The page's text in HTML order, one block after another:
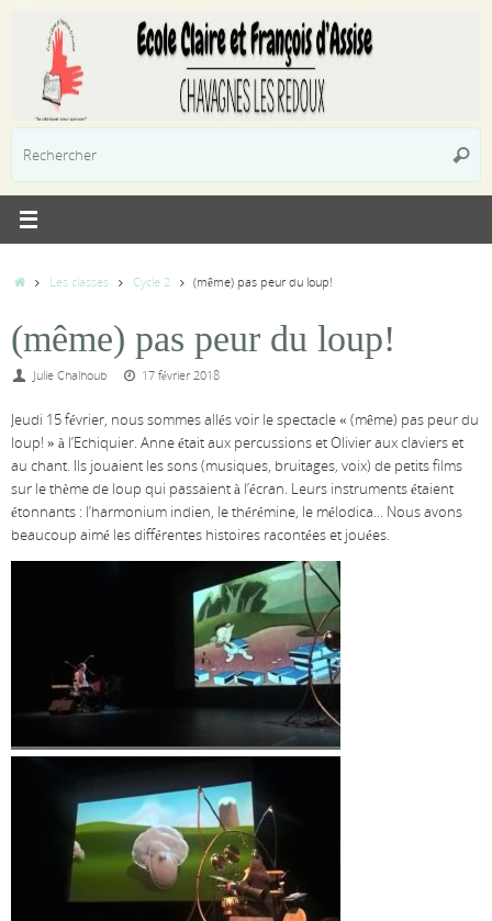
contenu
:
AccueilLes classes Cycle 2 (même) pas peur du loup!
(même) pas peur du loup!
Julie Chalhoub 17 février 2018
Jeudi 15 février, nous sommes allés voir le spectacle « (même) pas peur du
loup! » à l’Echiquier. Anne était aux percussions et Olivier aux claviers et
au chant. Ils jouaient les sons (musiques, bruitages, voix) de petits films
sur le thème de loup qui passaient à l’écran. Leurs instruments étaient
étonnants : l’harmonium indien, le thérémine, le mélodica… Nous avons
beaucoup aimé les différentes histoires racontées et jouées.